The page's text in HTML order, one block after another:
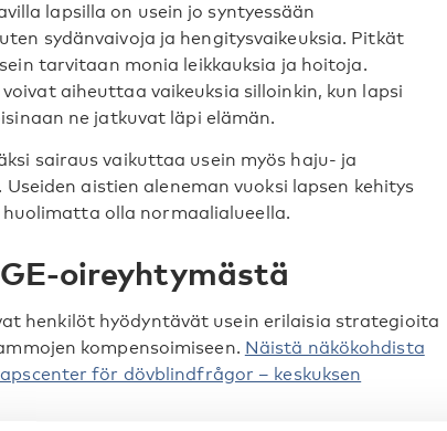
lapsilla on usein jo syntyessään
sydänvaivoja ja hengitysvaikeuksia. Pitkät
tarvitaan monia leikkauksia ja hoitoja.
aiheuttaa vaikeuksia silloinkin, kun lapsi
ne jatkuvat läpi elämän.
sairaus vaikuttaa usein myös haju- ja
aistien aleneman vuoksi lapsen kehitys
huolimatta olla normaalialueella.
oireyhtymästä
henkilöt hyödyntävät usein erilaisia strategioita
kompensoimiseen. Näistä näkökohdista
för dövblindfrågor – keskuksen